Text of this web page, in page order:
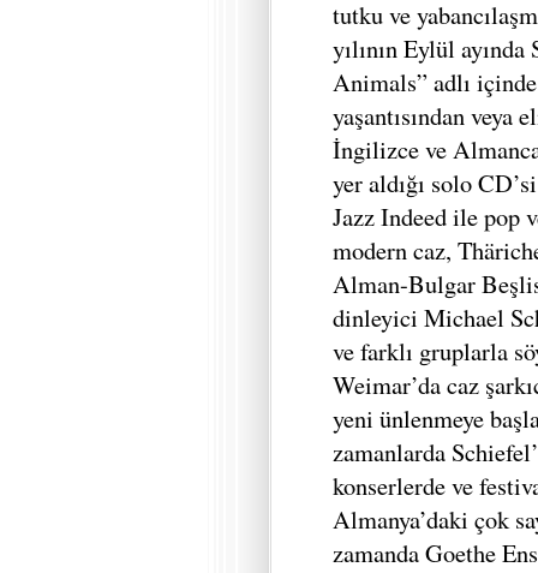
tutku ve
yılının Eylül
Animals” adlı
yaşantısından
İngilizce ve
yer aldığı solo
Jazz Indeed ile pop
modern caz,
Alman-Bulgar
dinleyici Michael
ve farklı gruplarla
Weimar’da caz
yeni ünlenmeye
zamanlarda
konserlerde ve
Almanya’daki çok
zamanda Goethe